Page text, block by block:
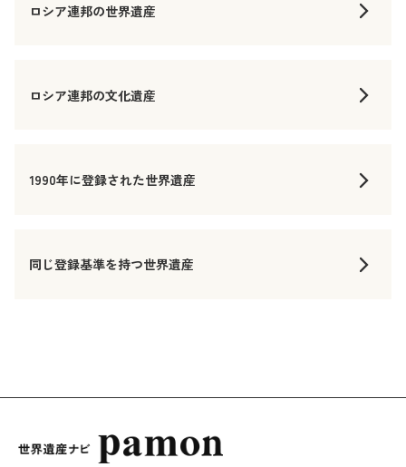
ロシア連邦の世界遺産
ロシア連邦の文化遺産
1990年に登録された世界遺産
同じ登録基準を持つ世界遺産